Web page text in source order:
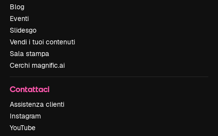
Blog
Eventi
Slidesgo
Vendi i tuoi contenuti
Sala stampa
Cerchi magnific.ai
Contattaci
Assistenza clienti
Instagram
YouTube